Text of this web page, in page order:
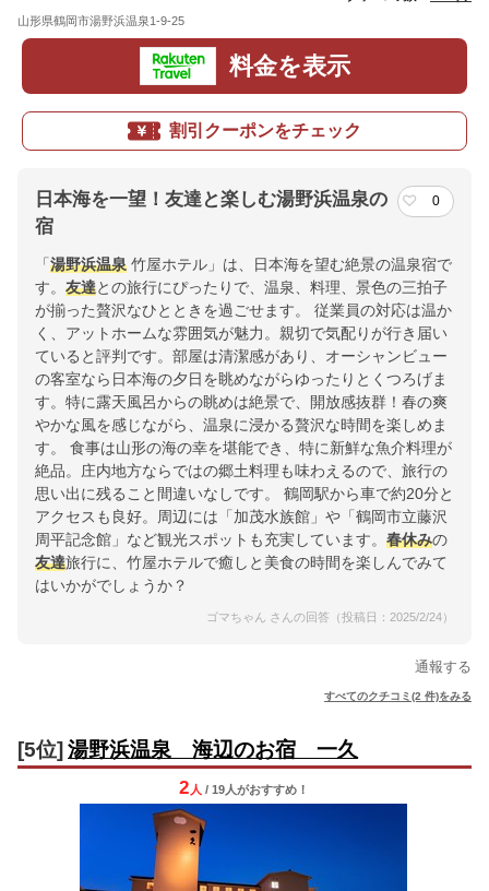
山形県鶴岡市湯野浜温泉1-9-25
料金を表示
割引クーポンをチェック
日本海を一望！友達と楽しむ湯野浜温泉の
宿
0
「 湯野浜温泉 竹屋ホテル」は、日本海を望む絶景の温泉宿で
す。 友達との旅行にぴったりで、温泉、料理、景色の三拍子
が揃った贅沢なひとときを過ごせます。 従業員の対応は温か
く、アットホームな雰囲気が魅力。親切で気配りが行き届い
ていると評判です。部屋は清潔感があり、オーシャンビュー
の客室なら日本海の夕日を眺めながらゆったりとくつろげま
す。特に露天風呂からの眺めは絶景で、開放感抜群！春の爽
やかな風を感じながら、温泉に浸かる贅沢な時間を楽しめま
す。 食事は山形の海の幸を堪能でき、特に新鮮な魚介料理が
絶品。庄内地方ならではの郷土料理も味わえるので、旅行の
思い出に残ること間違いなしです。 鶴岡駅から車で約20分と
アクセスも良好。周辺には「加茂水族館」や「鶴岡市立藤沢
周平記念館」など観光スポットも充実しています。 春休みの
友達旅行に、竹屋ホテルで癒しと美食の時間を楽しんでみて
はいかがでしょうか？
ゴマちゃん さんの回答（投稿日：2025/2/24）
通報する
すべてのクチコミ(2 件)をみる
[5位] 湯野浜温泉 海辺のお宿 一久
2 人 / 19人がおすすめ！